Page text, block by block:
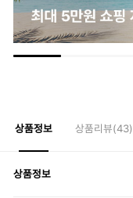
상품정보 상품리뷰(43)
상품정보